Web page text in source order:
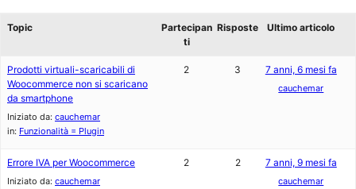
Topic
Partecipan
ti
Risposte Ultimo articolo
Prodotti virtuali-scaricabili di
Woocommerce non si scaricano
da smartphone
Iniziato da: cauchemar
in: Funzionalità = Plugin
2 3 7 anni, 6 mesi fa
cauchemar
Errore IVA per Woocommerce
Iniziato da: cauchemar
2 2 7 anni, 9 mesi fa
cauchemar